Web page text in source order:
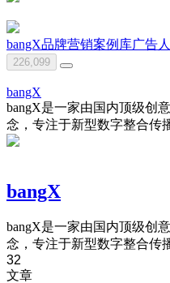
bangX品牌营销案例库广告
226,099
bangX
bangX是一家由国内顶级创
念，专注于新型数字整合传
bangX
bangX是一家由国内顶级创
念，专注于新型数字整合传
32
文章